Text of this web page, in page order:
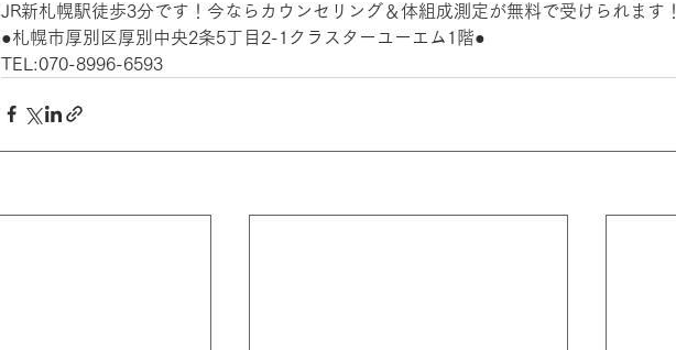
JR新札幌駅徒歩3分です！今ならカウンセリング＆体組成測定が無料で受けられます！
●札幌市厚別区厚別中央2条5丁目2-1クラスターユーエム1階●
TEL:070-8996-6593